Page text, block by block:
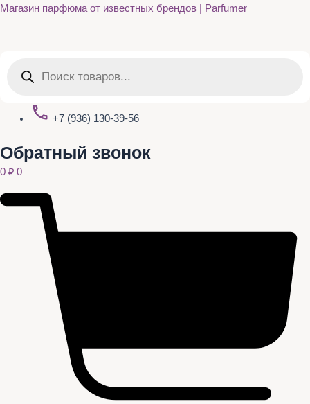
Перейти
Магазин парфюма от известных брендов | Parfumer
товаров
+7 (936) 130-39-56
Обратный звонок
0 ₽ 0
Quantity